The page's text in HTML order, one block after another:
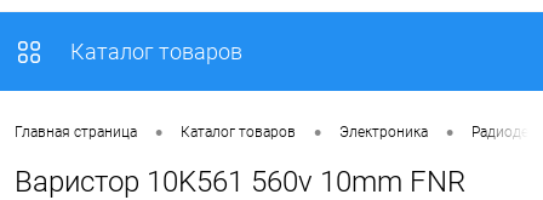
Каталог товаров
Главная страница • Каталог товаров • Электроника •
Варистор 10K561 560v 10mm FNR